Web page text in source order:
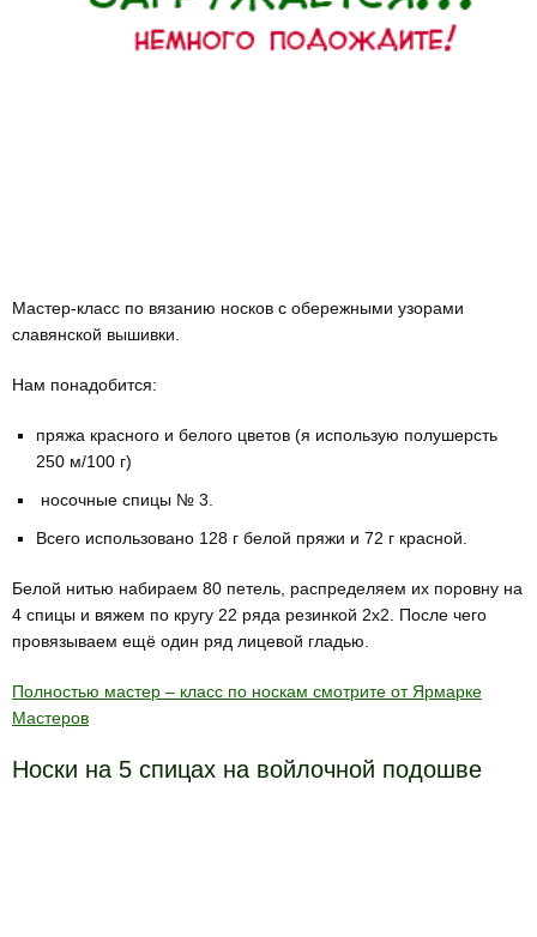
Мастер-класс по вязанию носков с обережными узорами
славянской вышивки.
Нам понадобится:
пряжа красного и белого цветов (я использую полушерсть
250 м/100 г)
носочные спицы № 3.
Всего использовано 128 г белой пряжи и 72 г красной.
Белой нитью набираем 80 петель, распределяем их поровну на
4 спицы и вяжем по кругу 22 ряда резинкой 2х2. После чего
провязываем ещё один ряд лицевой гладью.
Полностью мастер – класс по носкам смотрите от Ярмарке
Мастеров
Носки на 5 спицах на войлочной подошве